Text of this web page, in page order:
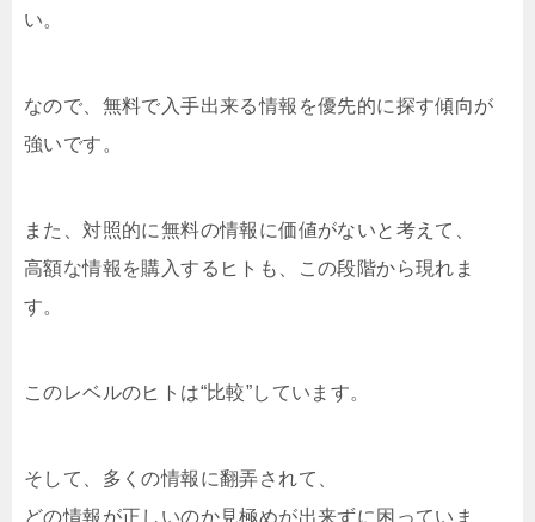
い。
なので、無料で入手出来る情報を優先的に探す傾向が
強いです。
また、対照的に無料の情報に価値がないと考えて、
高額な情報を購入するヒトも、この段階から現れま
す。
このレベルのヒトは“比較”しています。
そして、多くの情報に翻弄されて、
どの情報が正しいのか見極めが出来ずに困っていま